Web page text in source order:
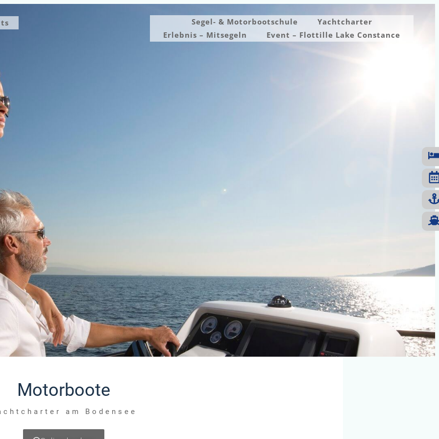
Segel- & Motorbootschule
Yachtcharter
Erlebnis – Mitsegeln
Event – Flottille Lake Constance
Motorboote
am Bodensee